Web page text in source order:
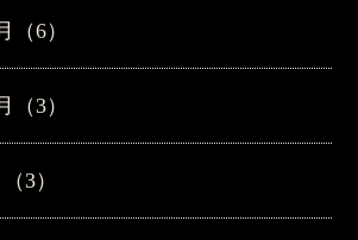
（6）
（3）
3）